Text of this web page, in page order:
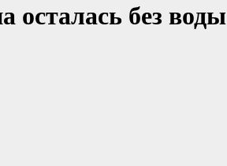
осталась без воды